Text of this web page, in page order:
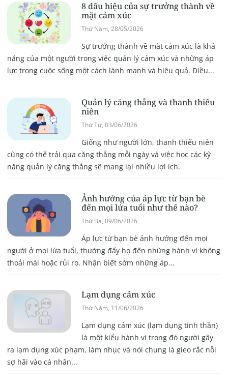
8 dấu hiệu của sự trưởng thành về
mặt cảm xúc
Thứ Năm, 28/05/2026
Sự trưởng thành về mặt cảm xúc là khả
năng của một người trong việc quản lý cảm xúc và những áp
lực trong cuộc sống một cách lành mạnh và hiệu quả. Điều...
Quản lý căng thẳng và thanh thiếu
niên
Thứ Tư, 03/06/2026
Giống như người lớn, thanh thiếu niên
cũng có thể trải qua căng thẳng mỗi ngày và việc học các kỹ
năng quản lý căng thẳng sẽ mang lại nhiều lợi ích.
Ảnh hưởng của áp lực từ bạn bè
đến mọi lứa tuổi như thế nào?
Thứ Ba, 09/06/2026
Áp lực từ bạn bè ảnh hưởng đến mọi
người ở mọi lứa tuổi, thường đẩy họ đến những hành vi không
thoải mái hoặc rủi ro. Nhận biết sớm những áp...
Lạm dụng cảm xúc
Thứ Năm, 11/06/2026
Lạm dụng cảm xúc (lạm dụng tinh thần)
là một kiểu hành vi trong đó người gây
ra lạm dụng xúc phạm, làm nhục và nói chung là gieo rắc nỗi
sợ hãi vào cá nhân...